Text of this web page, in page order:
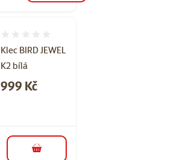
Klec BIRD JEWEL
K2 bílá
Cena
999 Kč
do košíku